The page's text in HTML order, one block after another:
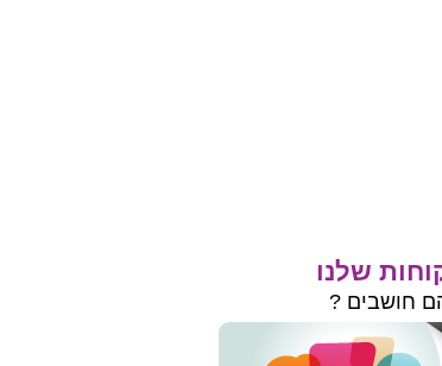
שלנו
חושבים ?